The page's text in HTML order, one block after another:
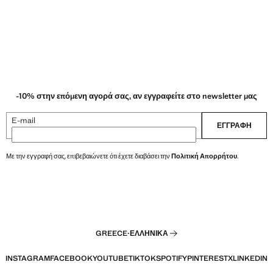
-10% στην επόμενη αγορά σας, αν εγγραφείτε στο newsletter μας
E-mail ΕΓΓΡΑΦΉ
Με την εγγραφή σας, επιβεβαιώνετε ότι έχετε διαβάσει την Πολιτική Απορρήτου.
GREECE·ΕΛΛΗΝΙΚΆ
INSTAGRAMFACEBOOKYOUTUBETIKTOKSPOTIFYPINTERESTXLINKEDIN